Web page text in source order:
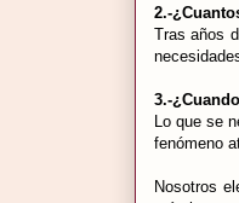
2.-
Tras años
3.-
Lo que se
fenómeno
Nosotros